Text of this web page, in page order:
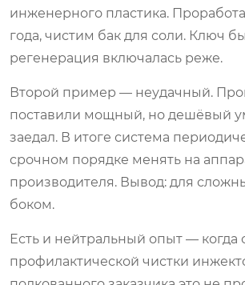
инженерного пластика.
года, чистим бак для соли. Ключ
регенерация включалась реже.
Второй пример — неудачный.
поставили мощный, но дешёвый
заедал. В итоге система
срочном порядке менять на
производителя. Вывод: для
боком.
Есть и нейтральный опыт —
профилактической чистки